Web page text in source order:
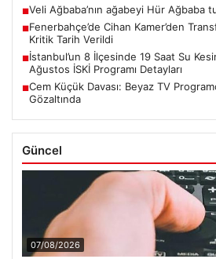
■Veli Ağbaba’nın ağabeyi Hür Ağbaba
■Fenerbahçe’de Cihan Kamer’den
Kritik Tarih Verildi
■İstanbul’un 8 İlçesinde 19 Saat Su
Ağustos İSKİ Programı Detayları
■Cem Küçük Davası: Beyaz TV
Gözaltında
Güncel
07/08/2026